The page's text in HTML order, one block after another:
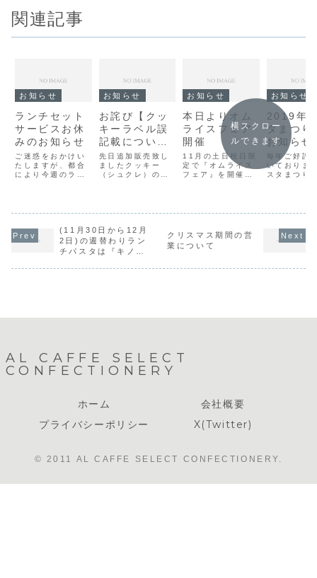
関連記事
お知らせ
ランチセット
サービスお休
みのお知らせ
ご迷惑をおかけい
たしますが、都合
により今週のラン
ビスがご利用いた
だけます。宜しく
お願いいたしま
お知らせ
お詫び【クッ
キーラベル誤
記載につい
て】
先日追加販売致し
ましたクッキー
（シュクレ）の賞
期限が2017年4月
20日〜27日のク
ッキー（シュク
レ）記載期日より
お知らせ
本日よりオム
ライスフェア
開催
11月の土日祝日限
定で『オムライス
フェア』を開催致
お知らせ
2019年
タまつり
お知らせ
毎年ご好評
いておりま
スタまつり
横スクロー
ルできます
(11月30日から12月
2日)の週替わりラン
チパスタは『キノコ
クリスマス期間の営
業について
AL CAFFE SELECT
CONFECTIONERY
ホーム
会社概要
プライバシーポリシー
X(Twitter)
© 2011 AL CAFFE SELECT CONFECTIONERY.